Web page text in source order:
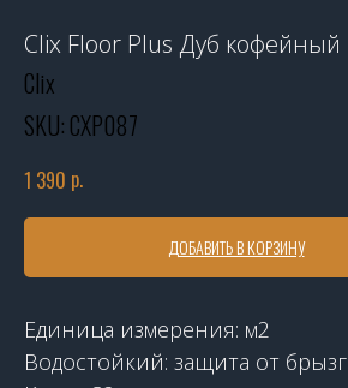
Clix Floor Plus Дуб кофейный
Clix
SKU: CXP087
1 390 р.
ДОБАВИТЬ В КОРЗИНУ
Единица измерения: м2
Водостойкий: защита от брызг